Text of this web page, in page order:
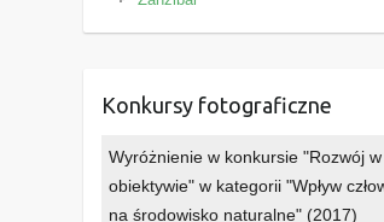
Konkursy fotograficzne
Wyróżnienie w konkursie "Rozwój w
obiektywie" w kategorii "Wpływ
na środowisko naturalne" (2017)